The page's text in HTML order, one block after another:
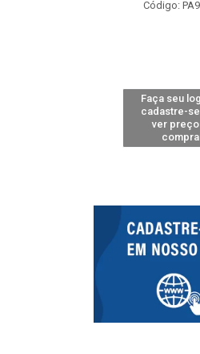
Código:
Faça seu
cadastre-
ver